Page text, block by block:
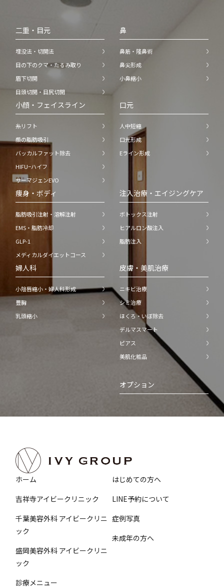
二重・目元
埋没法・切開法
目の下のクマ・たるみ取り
眉下切開
目頭切開・目尻切開
鼻
鼻筋・隆鼻術
鼻尖形成
小鼻縮小
小顔・フェイスライン
糸リフト
顔の脂肪吸引
バッカルファット除去
HIFU−ハイフ
サーマジェンEVO
口元
人中短縮
口元形成
Eライン形成
痩身・ボディ
脂肪吸引注射・溶解注射
EMS・脂肪冷却
GLP-1
メディカルダイエットコース
注入治療・エイジングケア
ボトックス注射
ヒアルロン酸注入
脂肪注入
婦人科
小陰唇縮小・婦人科形成
豊胸
乳頭縮小
皮膚・美肌治療
ニキビ治療
シミ治療
ほくろ・いぼ除去
デルマスマート
ピアス
美肌化粧品
オプション
ホーム
吉祥寺アイビークリニック
千葉美容外科 アイビークリニ
ック
盛岡美容外科 アイビークリニ
ック
診療メニュー
はじめての方へ
LINE予約について
症例写真
未成年の方へ